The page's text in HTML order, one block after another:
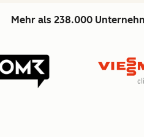
Mehr als 238.000